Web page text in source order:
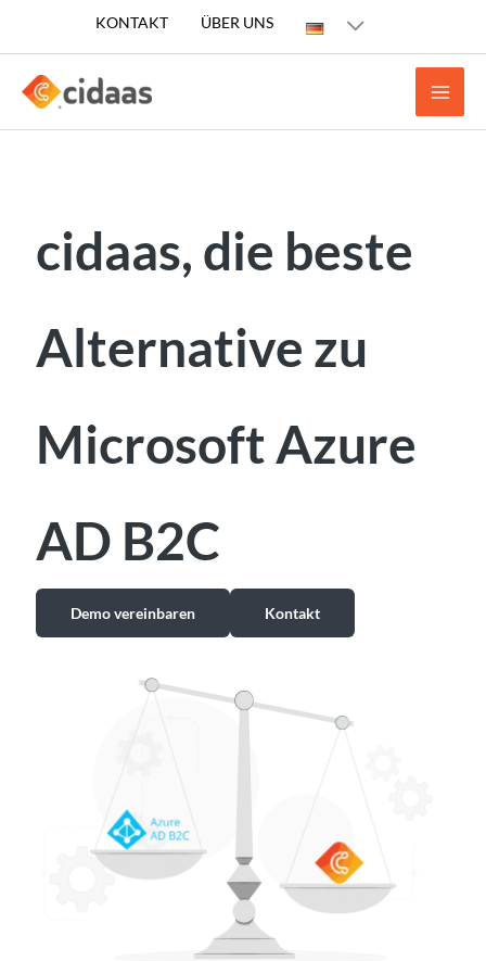
springen
KONTAKT ÜBER UNS
cidaas, die beste
Alternative zu
Microsoft Azure
AD B2C
Demo vereinbaren Kontakt